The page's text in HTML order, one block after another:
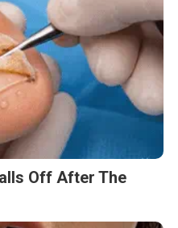
Off After The